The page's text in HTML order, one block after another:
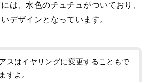
は、水色のチュチュがついており、
デザインとなっています。
スはイヤリングに変更することもで
すよ。